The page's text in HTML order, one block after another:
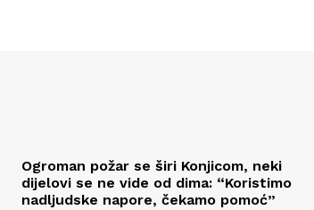
Ogroman požar se širi Konjicom, neki
dijelovi se ne vide od dima: “Koristimo
nadljudske napore, čekamo pomoć”